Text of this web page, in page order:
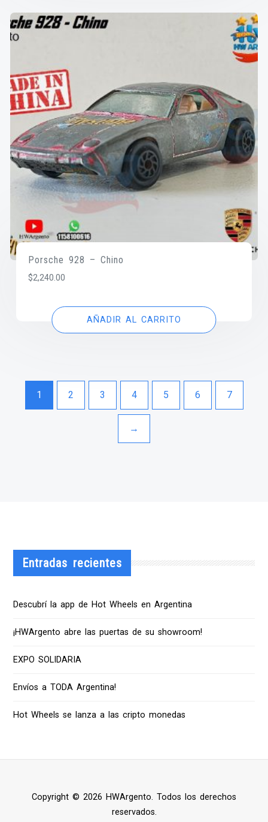
Porsche 928 – Chino
$2,240.00
AÑADIR AL CARRITO
1 2 3 4 5 6 7
→
Entradas recientes
Descubrí la app de Hot Wheels en Argentina
¡HWArgento abre las puertas de su showroom!
EXPO SOLIDARIA
Envíos a TODA Argentina!
Hot Wheels se lanza a las cripto monedas
Copyright © 2026 HWArgento. Todos los derechos
reservados.